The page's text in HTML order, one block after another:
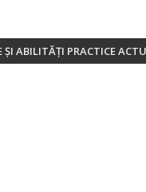
ABILITĂȚI PRACTICE